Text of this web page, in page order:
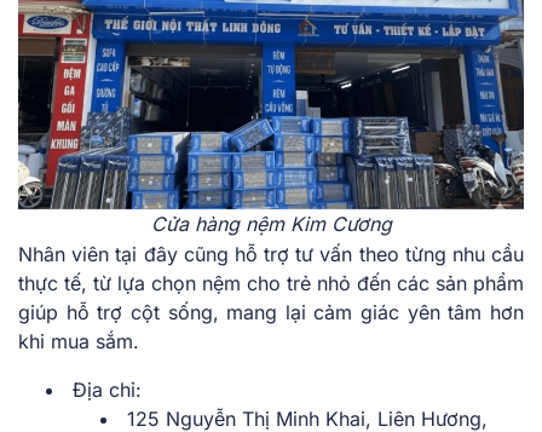
Cửa hàng nệm Kim Cương
Nhân viên tại đây cũng hỗ trợ tư vấn theo từng nhu cầu
thực tế, từ lựa chọn nệm cho trẻ nhỏ đến các sản phẩm
giúp hỗ trợ cột sống, mang lại cảm giác yên tâm hơn
khi mua sắm.
Địa chỉ:
125 Nguyễn Thị Minh Khai, Liên Hương,